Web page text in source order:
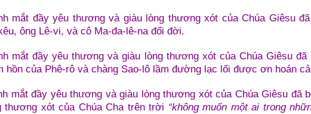
mắt đầy yêu thương và giàu lòng thương xót của Chúa Giêsu
ông Lê-vi, và cô Ma-đa-lê-na đổi đời.
mắt đầy yêu thương và giàu lòng thương xót của Chúa Giêsu đã
hồn của Phê-rô và chàng Sao-lô lầm đường lạc lối được ơn hoán
mắt đầy yêu thương và giàu lòng thương xót của Chúa Giêsu đã
thương xót của Chúa Cha trên trời “không muốn một ai trong